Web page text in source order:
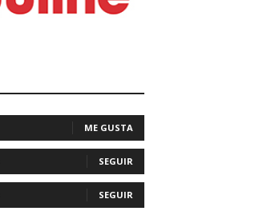
ME GUSTA
SEGUIR
SEGUIR